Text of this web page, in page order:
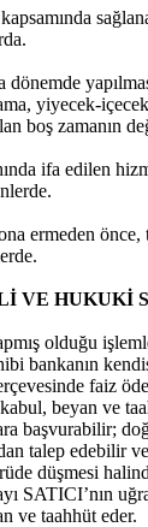
yiyecek-
boş zamanın
ifa edilen
ermeden
VE HUKUKİ
olduğu
bankanın
faiz
kabul, beyan ve
başvurabilir;
talep edebilir
düşmesi
SATICI’nın
ve taahhüt eder.